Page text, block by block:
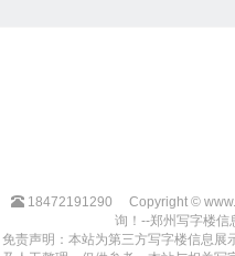
18472191290
Copyright ©
询！--郑州写字楼信
免责声明：本站为第三方写字楼信息展